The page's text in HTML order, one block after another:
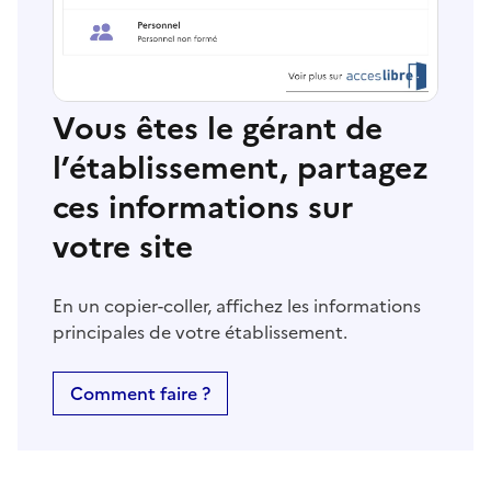
Vous êtes le gérant de
l’établissement, partagez
ces informations sur
votre site
En un copier-coller, affichez les informations
principales de votre établissement.
Comment faire ?